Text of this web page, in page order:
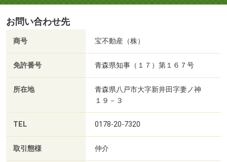
お問い合わせ先
商号 宝不動産（株）
免許番号 青森県知事（１７）第１６７号
所在地
青森県八戸市大字新井田字妻ノ神
１９－３
TEL 0178-20-7320
取引態様 仲介